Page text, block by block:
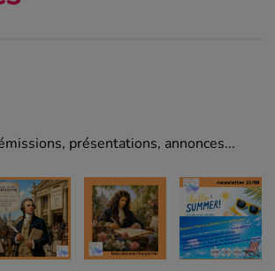
présentations, annonces...